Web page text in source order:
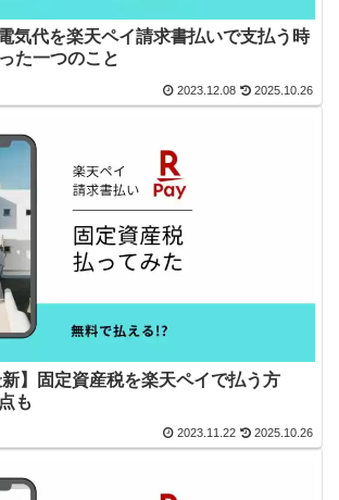
代を楽天ペイ請求書払いで支払う時
た一つのこと
2023.12.08 2025.10.26
新】固定資産税を楽天ペイで払う方
も
2023.11.22 2025.10.26